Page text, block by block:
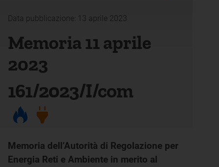
Data pubblicazione: 13 aprile 2023
Memoria 11 aprile
2023
161/2023/I/com
Memoria dell’Autorità di Regolazione per
Energia Reti e Ambiente in merito al